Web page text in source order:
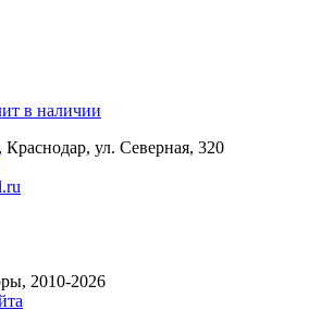
в наличии
Краснодар, ул. Северная, 320
2010-2026